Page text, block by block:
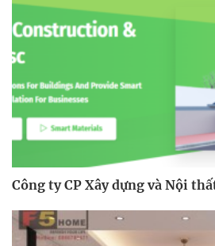
Công ty CP Xây dựng và Nội